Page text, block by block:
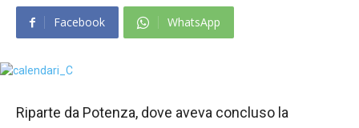
Facebook WhatsApp
Riparte da Potenza, dove aveva concluso la